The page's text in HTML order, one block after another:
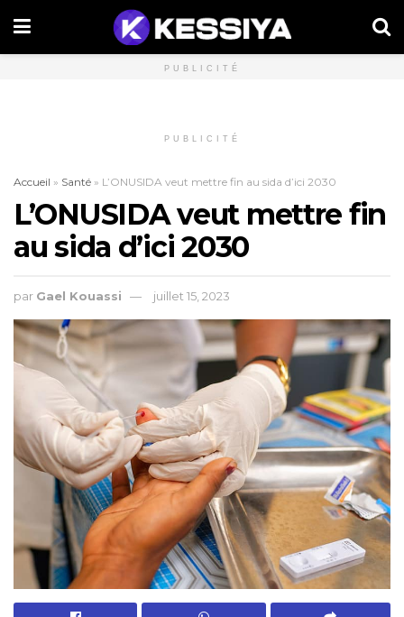
PUBLICITÉ
PUBLICITÉ
Accueil » Santé » L’ONUSIDA veut mettre fin au sida d’ici 2030
L’ONUSIDA veut mettre fin
au sida d’ici 2030
par Gael Kouassi juillet 15, 2023